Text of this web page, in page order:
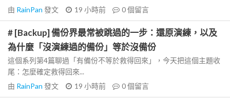
由 RainPan 發文 19 小時前 0個留言
# [Backup] 備份界最常被跳過的一步：還原演練，以及
為什麼「沒演練過的備份」等於沒備份
這個系列第4篇聊過「有備份不等於救得回來」，今天把這個主題收
尾：怎麼確定救得回來...
由 RainPan 發文 19 小時前 0個留言